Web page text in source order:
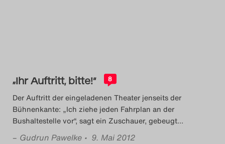
Das Theatertreffen-Blog
2015
Das Theatertreffen-Blog
2016
„Ihr Auftritt, bitte!“ 8
Der Auftritt der eingeladenen Theater jenseits der
Bühnenkante: „Ich ziehe jeden Fahrplan an der
Bushaltestelle vor“, sagt ein Zuschauer, gebeugt…
– Gudrun Pawelke • 9. Mai 2012